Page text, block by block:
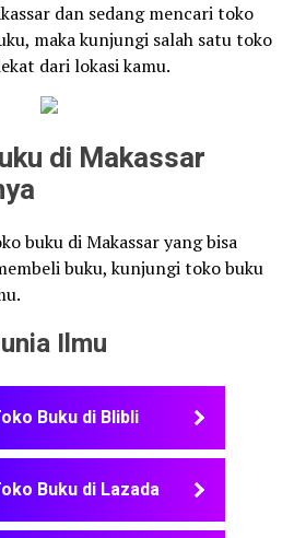
dan sedang mencari toko
maka kunjungi salah satu toko
dari lokasi kamu.
di Makassar
buku di Makassar yang bisa
buku, kunjungi toko buku
Ilmu
Buku di Blibli
Buku di Lazada